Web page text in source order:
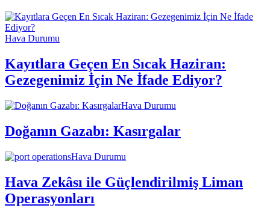
Hava Durumu
Kayıtlara Geçen En Sıcak Haziran:
Gezegenimiz İçin Ne İfade Ediyor?
Hava Durumu
Doğanın Gazabı: Kasırgalar
Hava Durumu
Hava Zekâsı ile Güçlendirilmiş Liman
Operasyonları